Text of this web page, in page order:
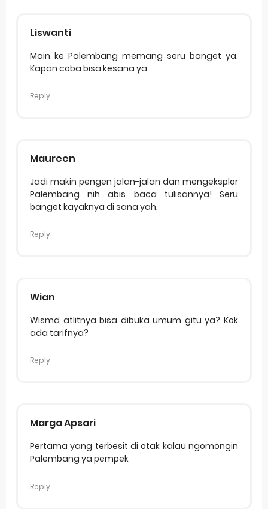
Liswanti
Main ke Palembang memang seru banget ya.
Kapan coba bisa kesana ya
Reply
Maureen
Jadi makin pengen jalan-jalan dan mengeksplor
Palembang nih abis baca tulisannya! Seru
banget kayaknya di sana yah.
Reply
Wian
Wisma atlitnya bisa dibuka umum gitu ya? Kok
ada tarifnya?
Reply
Marga Apsari
Pertama yang terbesit di otak kalau ngomongin
Palembang ya pempek
Reply